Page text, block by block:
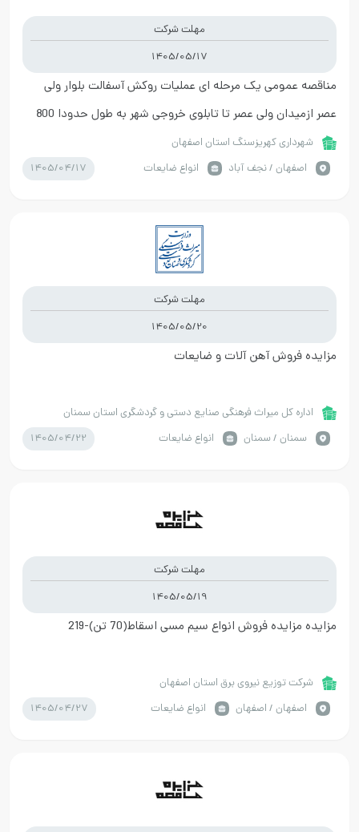
مهلت شرکت
1405/05/17
مناقصه عمومی یک مرحله ای عملیات روکش آسفالت بلوار ولی
عصر ازمیدان ولی عصر تا تابلوی خروجی شهر به طول حدودا 800
متر و عرض 8 متر از محل اعتبارات شهردا
شهرداری کهریزسنگ استان اصفهان
اصفهان / نجف آباد
انواع ضایعات 1405/04/17
مهلت شرکت
1405/05/20
مزایده فروش آهن آلات و ضایعات
اداره کل میراث فرهنگی صنایع دستی و گردشگری استان سمنان
سمنان / سمنان
انواع ضایعات 1405/04/22
مهلت شرکت
1405/05/19
مزایده مزایده فروش انواع سیم مسی اسقاط(70 تن)-219
شرکت توزیع نیروی برق استان اصفهان
اصفهان / اصفهان
انواع ضایعات 1405/04/27